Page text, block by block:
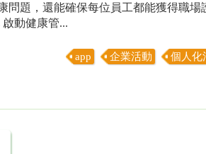
問題，還能確保每位員工都能獲得職場
啟動健康管...
app 企業活動 個人化